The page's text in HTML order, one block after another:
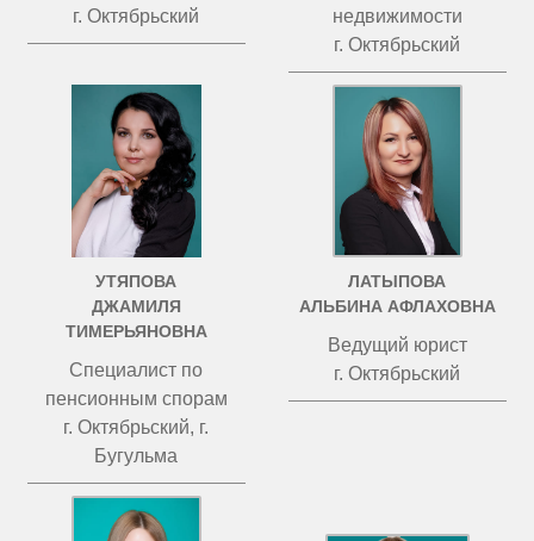
г. Октябрьский
недвижимости
г. Октябрьский
УТЯПОВА
ДЖАМИЛЯ
ТИМЕРЬЯНОВНА
Специалист по
пенсионным спорам
г. Октябрьский, г.
Бугульма
ЛАТЫПОВА
АЛЬБИНА АФЛАХОВНА
Ведущий юрист
г. Октябрьский